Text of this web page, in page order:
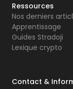
Ressources
Nos derniers
Apprentissage
Guides Stradoji
Lexique crypto
Contact &